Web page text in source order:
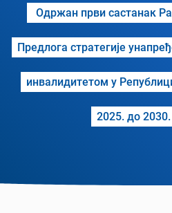
Одржан први састанак
Предлога стратегије
инвалидитетом у
2025. до